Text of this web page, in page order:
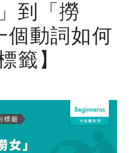
到「撈
個動詞如何
籤】